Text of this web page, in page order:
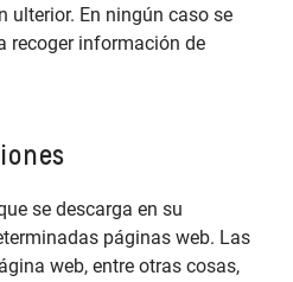
ulterior. En ningún caso se
recoger información de
se descarga en su
páginas web. Las
web, entre otras cosas,